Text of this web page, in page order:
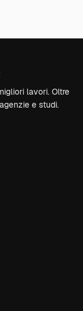
lavori. Oltre
e studi.